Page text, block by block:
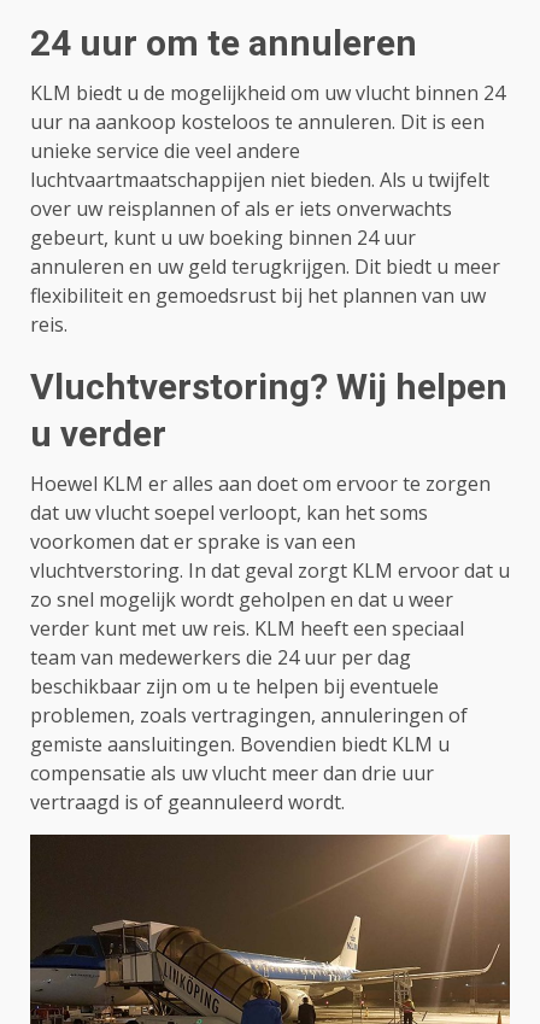
24 uur om te annuleren
KLM biedt u de mogelijkheid om uw vlucht binnen 24
uur na aankoop kosteloos te annuleren. Dit is een
unieke service die veel andere
luchtvaartmaatschappijen niet bieden. Als u twijfelt
over uw reisplannen of als er iets onverwachts
gebeurt, kunt u uw boeking binnen 24 uur
annuleren en uw geld terugkrijgen. Dit biedt u meer
flexibiliteit en gemoedsrust bij het plannen van uw
reis.
Vluchtverstoring? Wij helpen
u verder
Hoewel KLM er alles aan doet om ervoor te zorgen
dat uw vlucht soepel verloopt, kan het soms
voorkomen dat er sprake is van een
vluchtverstoring. In dat geval zorgt KLM ervoor dat u
zo snel mogelijk wordt geholpen en dat u weer
verder kunt met uw reis. KLM heeft een speciaal
team van medewerkers die 24 uur per dag
beschikbaar zijn om u te helpen bij eventuele
problemen, zoals vertragingen, annuleringen of
gemiste aansluitingen. Bovendien biedt KLM u
compensatie als uw vlucht meer dan drie uur
vertraagd is of geannuleerd wordt.